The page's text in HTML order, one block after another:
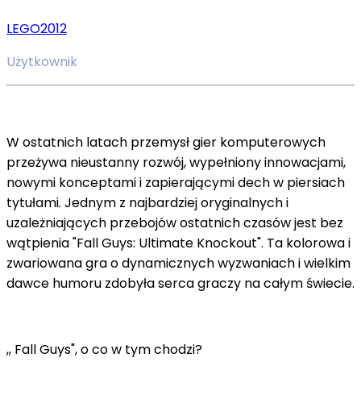
LEGO2012
Użytkownik
W ostatnich latach przemysł gier komputerowych
przeżywa nieustanny rozwój, wypełniony innowacjami,
nowymi konceptami i zapierającymi dech w piersiach
tytułami. Jednym z najbardziej oryginalnych i
uzależniających przebojów ostatnich czasów jest bez
wątpienia "Fall Guys: Ultimate Knockout". Ta kolorowa i
zwariowana gra o dynamicznych wyzwaniach i wielkim
dawce humoru zdobyła serca graczy na całym świecie.
,, Fall Guys", o co w tym chodzi?